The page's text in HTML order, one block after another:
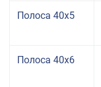
Полоса 40x5
Полоса 40x6